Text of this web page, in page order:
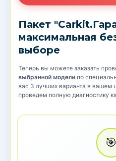
Пакет
максимальная
выборе
Теперь вы можете заказать
выбранной модели по
вас 3 лучших варианта в вашем
проведем полную диагностику
🎯